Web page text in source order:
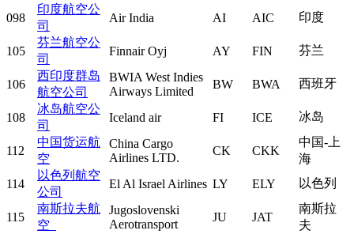
098
印度航空公
司
Air India AI AIC 印度
105
芬兰航空公
司
Finnair Oyj AY FIN 芬兰
106
西印度群岛
航空公司
BWIA West Indies
Airways Limited
BW BWA 西班牙
108
冰岛航空公
司
Iceland air FI ICE 冰岛
112
中国货运航
空
China Cargo
Airlines LTD.
CK CKK
中国-上
海
114
以色列航空
公司
El Al Israel Airlines LY ELY 以色列
115
南斯拉夫航
空
Jugoslovenski
Aerotransport
JU JAT
南斯拉
夫